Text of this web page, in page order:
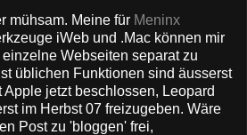
mühsam. Meine für Meninx
iWeb und .Mac können mir
Webseiten separat zu
üblichen Funktionen sind äusserst
Apple jetzt beschlossen, Leopard
im Herbst 07 freizugeben. Wäre
Post zu 'bloggen' frei,